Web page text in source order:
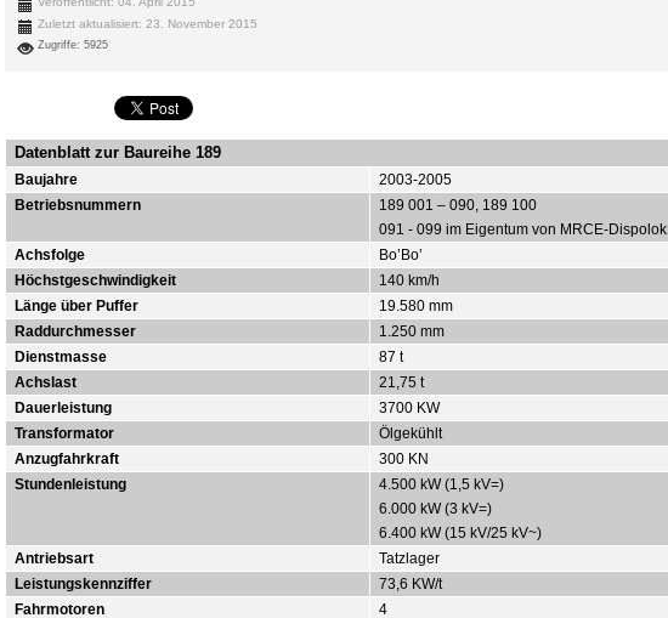
Zuletzt aktualisiert: 23. November 2015
Zugriffe: 5925
Datenblatt zur Baureihe 189
Baujahre
2003-2005
Betriebsnummern
189 001 – 090, 189 100
091 - 099 im Eigentum von MRCE-Dispolok
Achsfolge
Bo’Bo’
Höchstgeschwindigkeit
140 km/h
Länge über Puffer
19.580 mm
Raddurchmesser
1.250 mm
Dienstmasse
87 t
Achslast
21,75 t
Dauerleistung
3700 KW
Transformator
Ölgekühlt
Anzugfahrkraft
300 KN
Stundenleistung
4.500 kW (1,5 kV=)
6.000 kW (3 kV=)
6.400 kW (15 kV/25 kV~)
Antriebsart
Tatzlager
Leistungskennziffer
73,6 KW/t
Fahrmotoren
4